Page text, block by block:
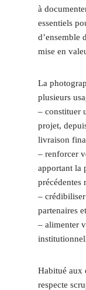
à
essentiels
d’ensemble
mise en
La
plusieurs
– constituer
projet,
livraison
– renforcer
apportant la
précédentes
–
partenaires
– alimenter
Habitué aux
respecte